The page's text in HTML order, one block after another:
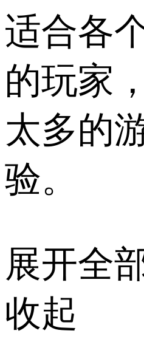
适合各
的玩家
太多的
验。
展开全
收起